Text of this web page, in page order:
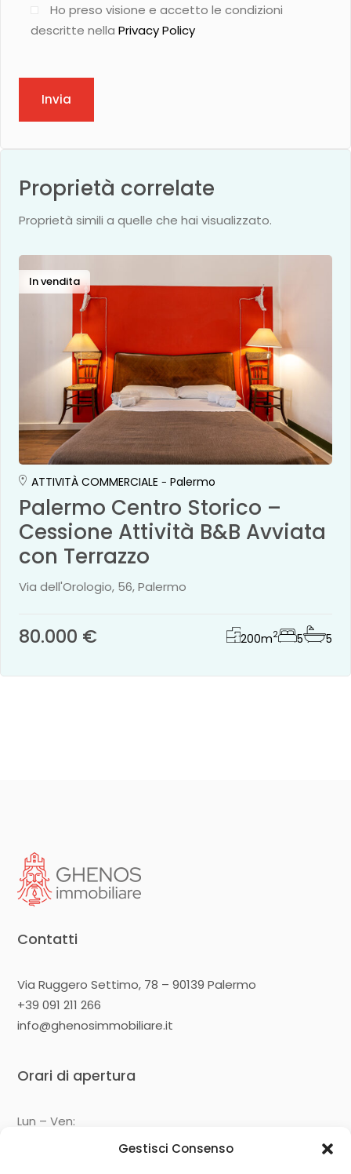
Gestisci Consenso
Ho preso visione e accetto le condizioni
descritte nella Privacy Policy
Invia
Proprietà correlate
Proprietà simili a quelle che hai visualizzato.
In vendita
ATTIVITÀ COMMERCIALE Palermo
Palermo Centro Storico –
Cessione Attività B&B Avviata
con Terrazzo
Via dell'Orologio, 56, Palermo
80.000 € 200m2 5 5
Contatti
Via Ruggero Settimo, 78 – 90139 Palermo
+39 091 211 266
info@ghenosimmobiliare.it
Orari di apertura
Lun – Ven: